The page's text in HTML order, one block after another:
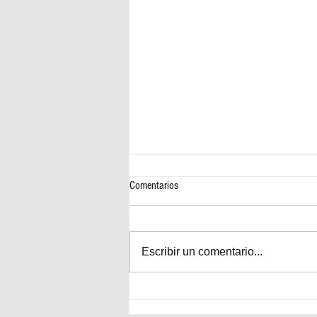
Día Mundial de la Meditación
Comentarios
Escribir un comentario...